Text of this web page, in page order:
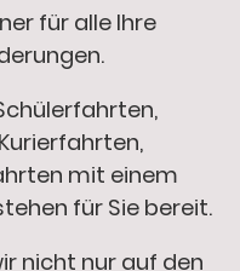
für alle Ihre
mit einem
für Sie bereit.
nicht nur auf den